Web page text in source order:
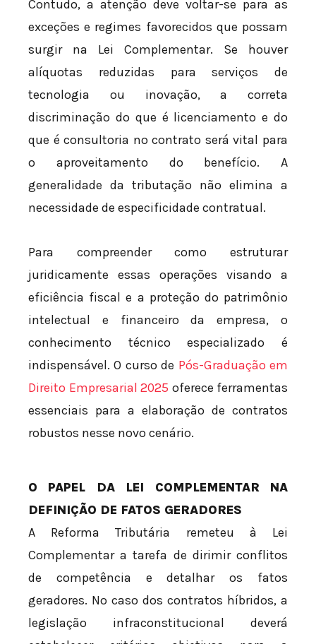
Contudo, a atenção deve voltar-se para as
exceções e regimes favorecidos que possam
surgir na Lei Complementar. Se houver
alíquotas reduzidas para serviços de
tecnologia ou inovação, a correta
discriminação do que é licenciamento e do
que é consultoria no contrato será vital para
o aproveitamento do benefício. A
generalidade da tributação não elimina a
necessidade de especificidade contratual.
Para compreender como estruturar
juridicamente essas operações visando a
eficiência fiscal e a proteção do patrimônio
intelectual e financeiro da empresa, o
conhecimento técnico especializado é
indispensável. O curso de Pós-Graduação em
Direito Empresarial 2025 oferece ferramentas
essenciais para a elaboração de contratos
robustos nesse novo cenário.
O PAPEL DA LEI COMPLEMENTAR NA
DEFINIÇÃO DE FATOS GERADORES
A Reforma Tributária remeteu à Lei
Complementar a tarefa de dirimir conflitos
de competência e detalhar os fatos
geradores. No caso dos contratos híbridos, a
legislação infraconstitucional deverá